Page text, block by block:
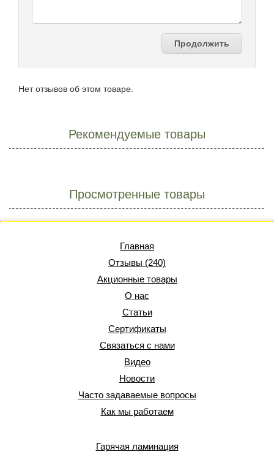
Продолжить
Нет отзывов об этом товаре.
Рекомендуемые товары
Просмотренные товары
Главная
Отзывы (240)
Акционные товары
О нас
Статьи
Сертификаты
Связаться с нами
Видео
Новости
Часто задаваемые вопросы
Как мы работаем
Гарячая ламинация